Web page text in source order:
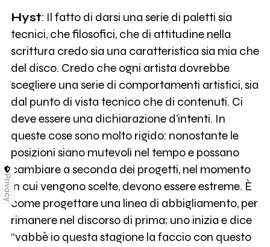
Hyst: Il fatto di darsi una serie di paletti sia
tecnici, che filosofici, che di attitudine nella
scrittura credo sia una caratteristica sia mia che
del disco. Credo che ogni artista dovrebbe
scegliere una serie di comportamenti artistici, sia
dal punto di vista tecnico che di contenuti. Ci
deve essere una dichiarazione d’intenti. In
queste cose sono molto rigido: nonostante le
posizioni siano mutevoli nel tempo e possano
cambiare a seconda dei progetti, nel momento
in cui vengono scelte, devono essere estreme. È
come progettare una linea di abbigliamento, per
rimanere nel discorso di prima; uno inizia e dice
“vabbè io questa stagione la faccio con questo
Privacy